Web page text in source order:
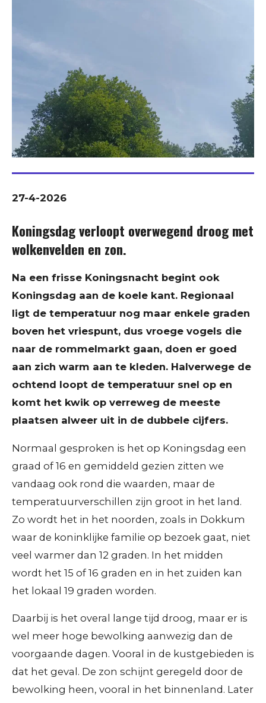
27-4-2026
Koningsdag verloopt overwegend droog met
wolkenvelden en zon.
Na een frisse Koningsnacht begint ook
Koningsdag aan de koele kant. Regionaal
ligt de temperatuur nog maar enkele graden
boven het vriespunt, dus vroege vogels die
naar de rommelmarkt gaan, doen er goed
aan zich warm aan te kleden. Halverwege de
ochtend loopt de temperatuur snel op en
komt het kwik op verreweg de meeste
plaatsen alweer uit in de dubbele cijfers.
Normaal gesproken is het op Koningsdag een
graad of 16 en gemiddeld gezien zitten we
vandaag ook rond die waarden, maar de
temperatuurverschillen zijn groot in het land.
Zo wordt het in het noorden, zoals in Dokkum
waar de koninklijke familie op bezoek gaat, niet
veel warmer dan 12 graden. In het midden
wordt het 15 of 16 graden en in het zuiden kan
het lokaal 19 graden worden.
Daarbij is het overal lange tijd droog, maar er is
wel meer hoge bewolking aanwezig dan de
voorgaande dagen. Vooral in de kustgebieden is
dat het geval. De zon schijnt geregeld door de
bewolking heen, vooral in het binnenland. Later